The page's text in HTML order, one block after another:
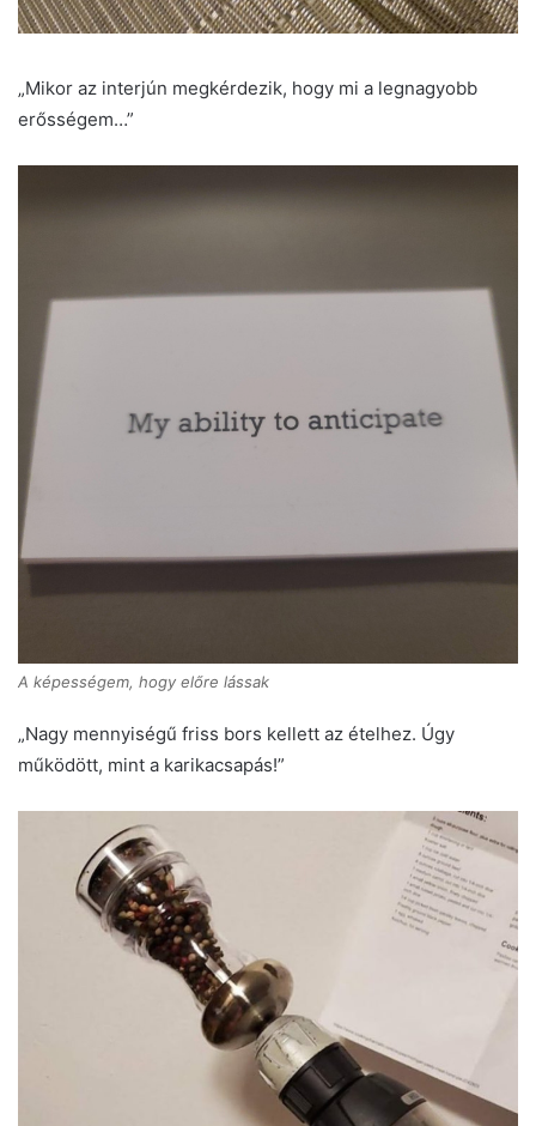
„Mikor az interjún megkérdezik, hogy mi a legnagyobb
erősségem…”
A képességem, hogy előre lássak
„Nagy mennyiségű friss bors kellett az ételhez. Úgy
működött, mint a karikacsapás!”